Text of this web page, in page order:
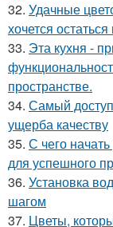
32. Удачные
хочется
33. Эта кухня -
пространстве.
34. Самый
ущерба качеству
35. С чего
для успешного
36. Установка
шагом
37. Цветы,